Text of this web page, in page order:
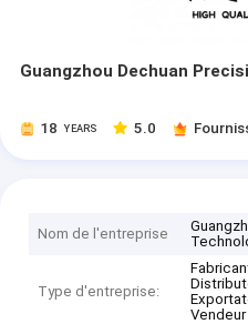
Guangzhou Dechuan
18 YEARS 5.0
Nom de l'entreprise
Type d'entreprise:
Vendeur